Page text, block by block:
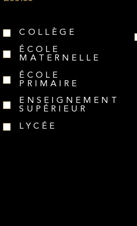
COLLÈGE
ÉCOLE
MATERNELLE
ÉCOLE
PRIMAIRE
ENSEIGNEMENT
SUPÉRIEUR
LYCÉE